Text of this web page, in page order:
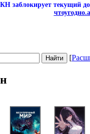
заблокирует текущий
[